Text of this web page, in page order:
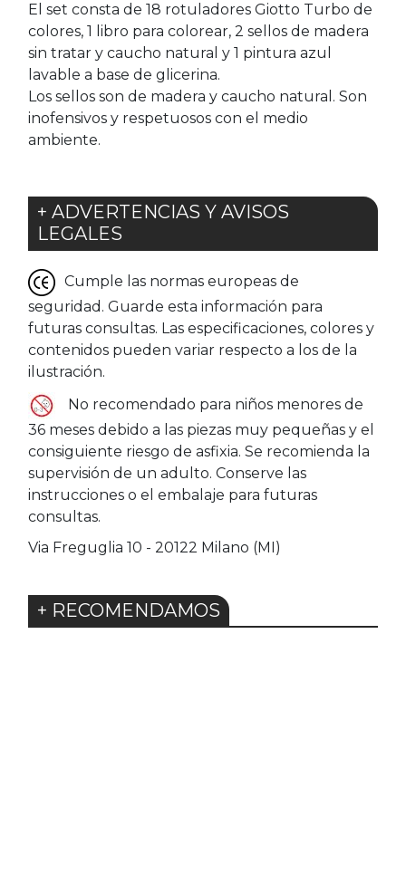
El set consta de 18 rotuladores Giotto Turbo de
colores, 1 libro para colorear, 2 sellos de madera
sin tratar y caucho natural y 1 pintura azul
lavable a base de glicerina.
Los sellos son de madera y caucho natural. Son
inofensivos y respetuosos con el medio
ambiente.
+ ADVERTENCIAS Y AVISOS
LEGALES
Cumple las normas europeas de
seguridad. Guarde esta información para
futuras consultas. Las especificaciones, colores y
contenidos pueden variar respecto a los de la
ilustración.
No recomendado para niños menores de
36 meses debido a las piezas muy pequeñas y el
consiguiente riesgo de asfixia. Se recomienda la
supervisión de un adulto. Conserve las
instrucciones o el embalaje para futuras
consultas.
Via Freguglia 10 - 20122 Milano (MI)
+ RECOMENDAMOS